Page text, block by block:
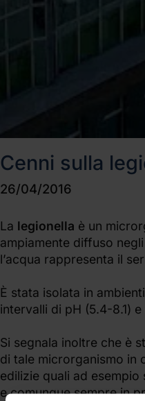
Cenni sulla
26/04/2016
La legionella è un
ampiamente diffuso
l’acqua rappresenta il
È stata isolata in
intervalli di pH (5.4-8.1)
Si segnala inoltre che è
di tale microrganismo in
edilizie quali ad
e comunque sempre in